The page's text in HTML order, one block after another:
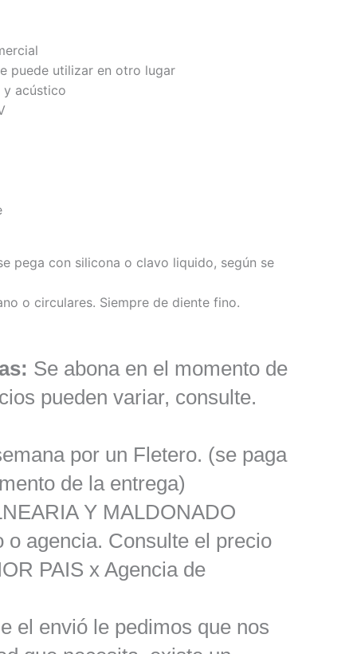
puede utilizar en otro lugar
y acústico
pega con silicona o clavo liquido, según se
o circulares. Siempre de diente fino.
Se abona en el momento de
pueden variar, consulte.
por un Fletero. (se paga
de la entrega)
Y MALDONADO
o agencia. Consulte el precio
PAIS x Agencia de
el envió le pedimos que nos